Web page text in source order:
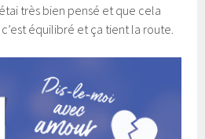
très bien pensé et que cela
équilibré et ça tient la route.